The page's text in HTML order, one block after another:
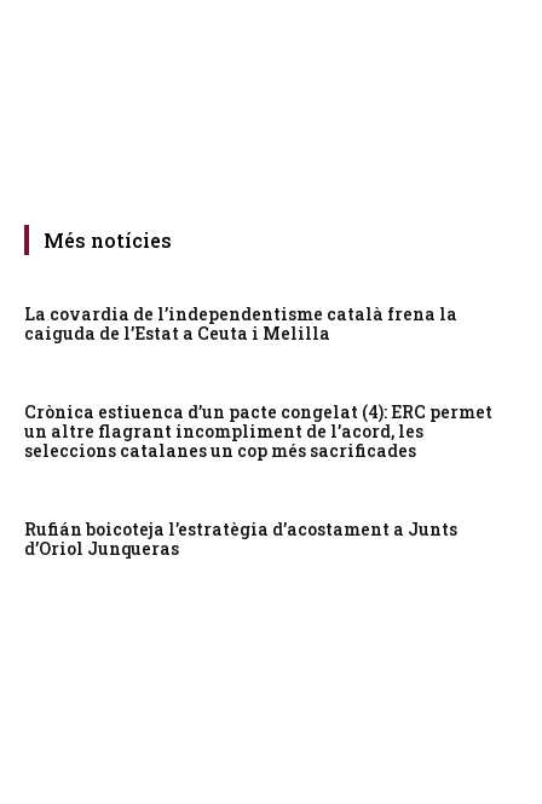
Més notícies
La covardia de l’independentisme català frena la
caiguda de l’Estat a Ceuta i Melilla
Crònica estiuenca d’un pacte congelat (4): ERC permet
un altre flagrant incompliment de l’acord, les
seleccions catalanes un cop més sacrificades
Rufián boicoteja l’estratègia d’acostament a Junts
d’Oriol Junqueras